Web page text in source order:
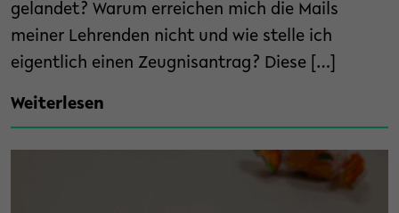
gelandet? Warum erreichen mich die Mails
meiner Lehrenden nicht und wie stelle ich
eigentlich einen Zeugnisantrag? Diese […]
Weiterlesen